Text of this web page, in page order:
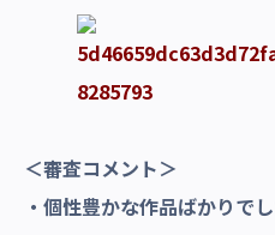
＜審査コメント＞
・個性豊かな作品ばかりで